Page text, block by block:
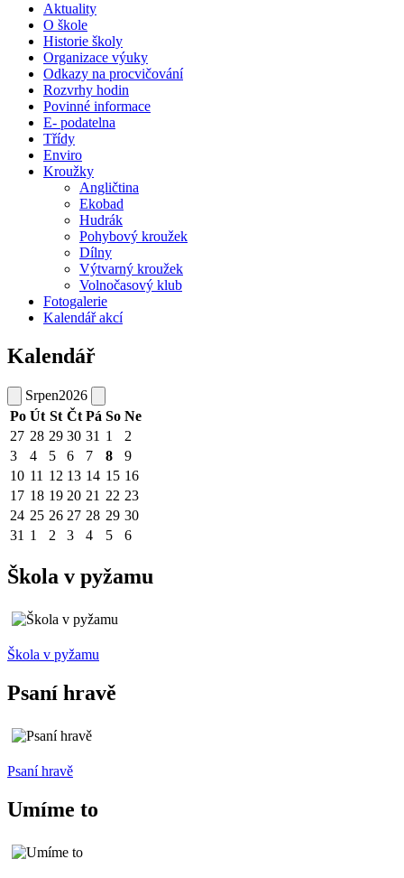
Aktuality
O škole
Historie školy
Organizace výuky
Odkazy na procvičování
Rozvrhy hodin
Povinné informace
E- podatelna
Třídy
Enviro
Kroužky
Angličtina
Ekobad
Hudrák
Pohybový kroužek
Dílny
Výtvarný kroužek
Volnočasový klub
Fotogalerie
Kalendář akcí
Kalendář
Srpen2026
Po Út St Čt Pá So Ne
27 28 29 30 31 1
2
3
4 5 6 7 8
9
10 11 12 13 14 15 16
17 18 19 20 21 22 23
24 25 26 27 28 29 30
31 1 2 3 4 5 6
Škola v pyžamu
Škola v pyžamu
Psaní hravě
Psaní hravě
Umíme to